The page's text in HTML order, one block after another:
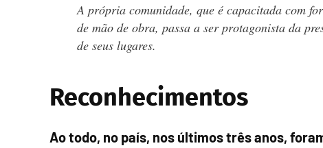
A própria comunidade, que é capacitada com
de mão de obra, passa a ser protagonista da
de seus lugares.
Reconhecimentos
Ao todo, no país, nos últimos três anos,